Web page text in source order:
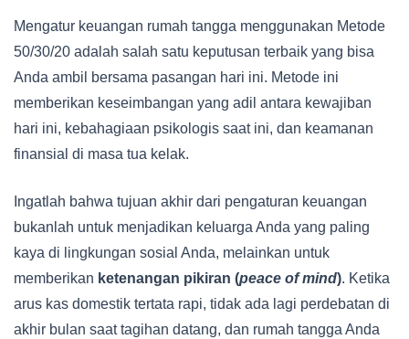
Mengatur keuangan rumah tangga menggunakan Metode
50/30/20 adalah salah satu keputusan terbaik yang bisa
Anda ambil bersama pasangan hari ini. Metode ini
memberikan keseimbangan yang adil antara kewajiban
hari ini, kebahagiaan psikologis saat ini, dan keamanan
finansial di masa tua kelak.
Ingatlah bahwa tujuan akhir dari pengaturan keuangan
bukanlah untuk menjadikan keluarga Anda yang paling
kaya di lingkungan sosial Anda, melainkan untuk
memberikan ketenangan pikiran (peace of mind). Ketika
arus kas domestik tertata rapi, tidak ada lagi perdebatan di
akhir bulan saat tagihan datang, dan rumah tangga Anda